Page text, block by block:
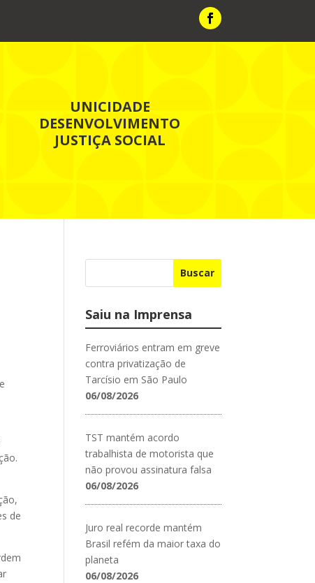
UNICIDADE
DESENVOLVIMENTO
JUSTIÇA SOCIAL
de
Buscar
Saiu na Imprensa
Ferroviários entram em greve
contra privatização de
Tarcísio em São Paulo
06/08/2026
TST mantém acordo
trabalhista de motorista que
não provou assinatura falsa
06/08/2026
Juro real recorde mantém
Brasil refém da maior taxa do
planeta
06/08/2026